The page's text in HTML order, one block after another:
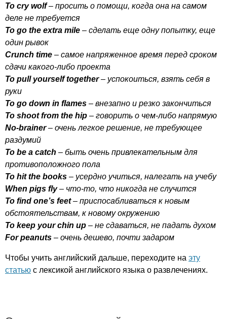
To cry wolf– просить о помощи, когда она на самом
деле не требуется
To go the extra mile – сделать еще одну попытку, еще
один рывок
Crunch time – самое напряженное время перед сроком
сдачи какого-либо проекта
To pull yourself together – успокоиться, взять себя в
руки
To go down in flames – внезапно и резко закончиться
To shoot from the hip – говорить о чем-либо напрямую
No-brainer– очень легкое решение, не требующее
раздумий
To be a catch – быть очень привлекательным для
противоположного пола
To hit the books – усердно учиться, налегать на учебу
When pigs fly – что-то, что никогда не случится
To find one’s feet – приспосабливаться к новым
обстоятельствам, к новому окружению
To keep your chin up – не сдаваться, не падать духом
For peanuts – очень дешево, почти задаром
Чтобы учить английский дальше, переходите на эту
статью с лексикой английского языка о развлечениях.